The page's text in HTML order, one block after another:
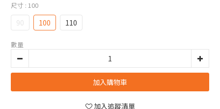
尺寸 : 100
90 100 110
數量
加入購物車
加入追蹤清單